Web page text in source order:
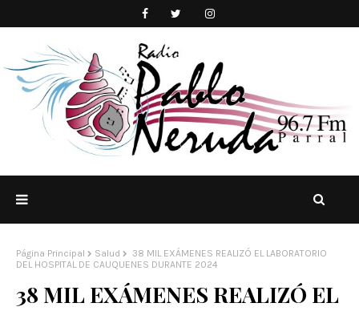
Página Principal Salud
38 MIL EXÁMENES REALIZÓ EL LABORATORIO
DEL HOSPITAL DE CAUQUENES DURANTE 2024
38 MIL EXÁMENES REALIZÓ EL